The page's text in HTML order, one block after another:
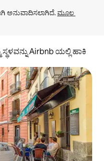
ಅನುವಾದಿಸಲಾಗಿದೆ. ಮೂಲ
Airbnb ಯಲ್ಲಿ ಹಾಕಿ